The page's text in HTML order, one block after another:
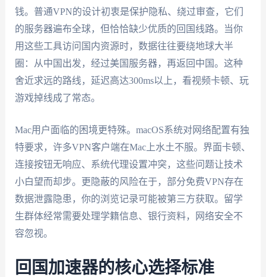
钱。普通VPN的设计初衷是保护隐私、绕过审查，它们
的服务器遍布全球，但恰恰缺少优质的回国线路。当你
用这些工具访问国内资源时，数据往往要绕地球大半
圈：从中国出发，经过美国服务器，再返回中国。这种
舍近求远的路线，延迟高达300ms以上，看视频卡顿、玩
游戏掉线成了常态。
Mac用户面临的困境更特殊。macOS系统对网络配置有独
特要求，许多VPN客户端在Mac上水土不服。界面卡顿、
连接按钮无响应、系统代理设置冲突，这些问题让技术
小白望而却步。更隐蔽的风险在于，部分免费VPN存在
数据泄露隐患，你的浏览记录可能被第三方获取。留学
生群体经常需要处理学籍信息、银行资料，网络安全不
容忽视。
回国加速器的核心选择标准